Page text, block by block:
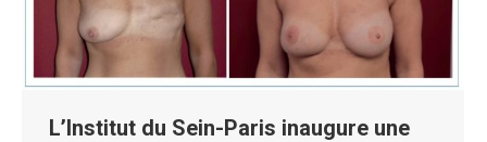
L’Institut du Sein-Paris inaugure une